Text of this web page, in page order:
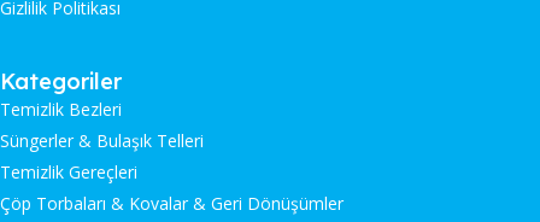
Gizlilik Politikası
Kategoriler
Temizlik Bezleri
Süngerler & Bulaşık Telleri
Temizlik Gereçleri
Çöp Torbaları & Kovalar & Geri Dönüşümler